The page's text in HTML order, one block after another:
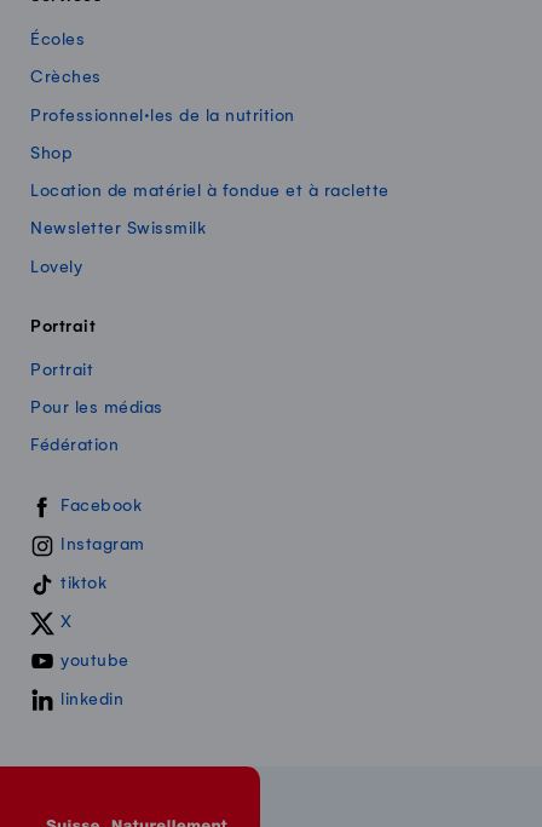
Écoles
Crèches
Professionnel·les de la nutrition
Shop
Location de matériel à fondue et à raclette
Newsletter Swissmilk
Lovely
Portrait
Portrait
Pour les médias
Fédération
Swissmilk sur les réseaux sociaux
Facebook
Instagram
tiktok
X
youtube
linkedin